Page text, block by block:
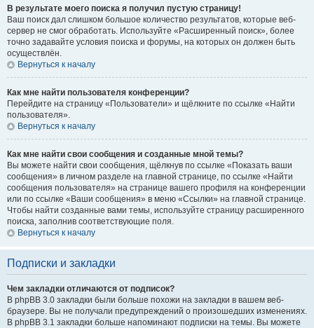
В результате моего поиска я получил пустую страницу!
Ваш поиск дал слишком большое количество результатов, которые веб-
сервер не смог обработать. Используйте «Расширенный поиск», более
точно задавайте условия поиска и форумы, на которых он должен быть
осуществлён.
Вернуться к началу
Как мне найти пользователя конференции?
Перейдите на страницу «Пользователи» и щёлкните по ссылке «Найти
пользователя».
Вернуться к началу
Как мне найти свои сообщения и созданные мной темы?
Вы можете найти свои сообщения, щёлкнув по ссылке «Показать ваши
сообщения» в личном разделе на главной странице, по ссылке «Найти
сообщения пользователя» на странице вашего профиля на конференции
или по ссылке «Ваши сообщения» в меню «Ссылки» на главной странице.
Чтобы найти созданные вами темы, используйте страницу расширенного
поиска, заполнив соответствующие поля.
Вернуться к началу
Подписки и закладки
Чем закладки отличаются от подписок?
В phpBB 3.0 закладки были больше похожи на закладки в вашем веб-
браузере. Вы не получали предупреждений о произошедших изменениях.
В phpBB 3.1 закладки больше напоминают подписки на темы. Вы можете